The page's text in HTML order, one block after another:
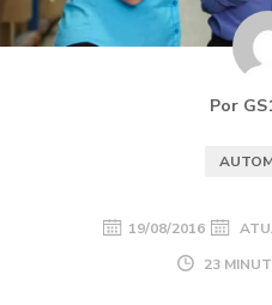
Por
19/08/2016
23